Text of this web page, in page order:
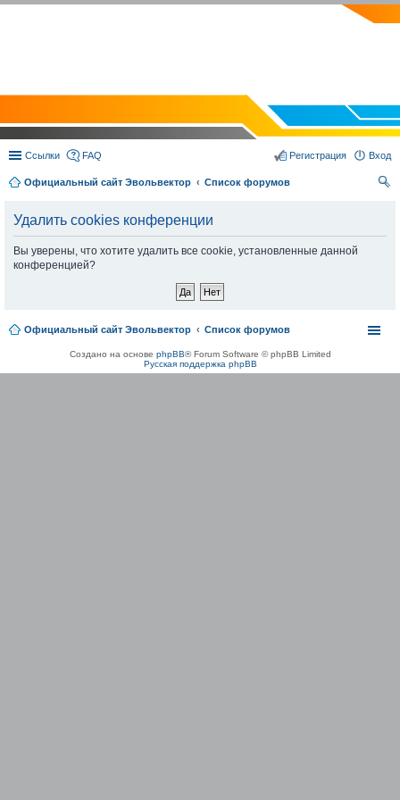
Ссылки FAQ Вход
Регистрация
Официальный сайт Эвольвектор
Список форумов
Удалить cookies конференции
Вы уверены, что хотите удалить все cookie, установленные данной
конференцией?
Официальный сайт Эвольвектор Список форумов
Создано на основе phpBB® Forum Software © phpBB Limited
Русская поддержка phpBB